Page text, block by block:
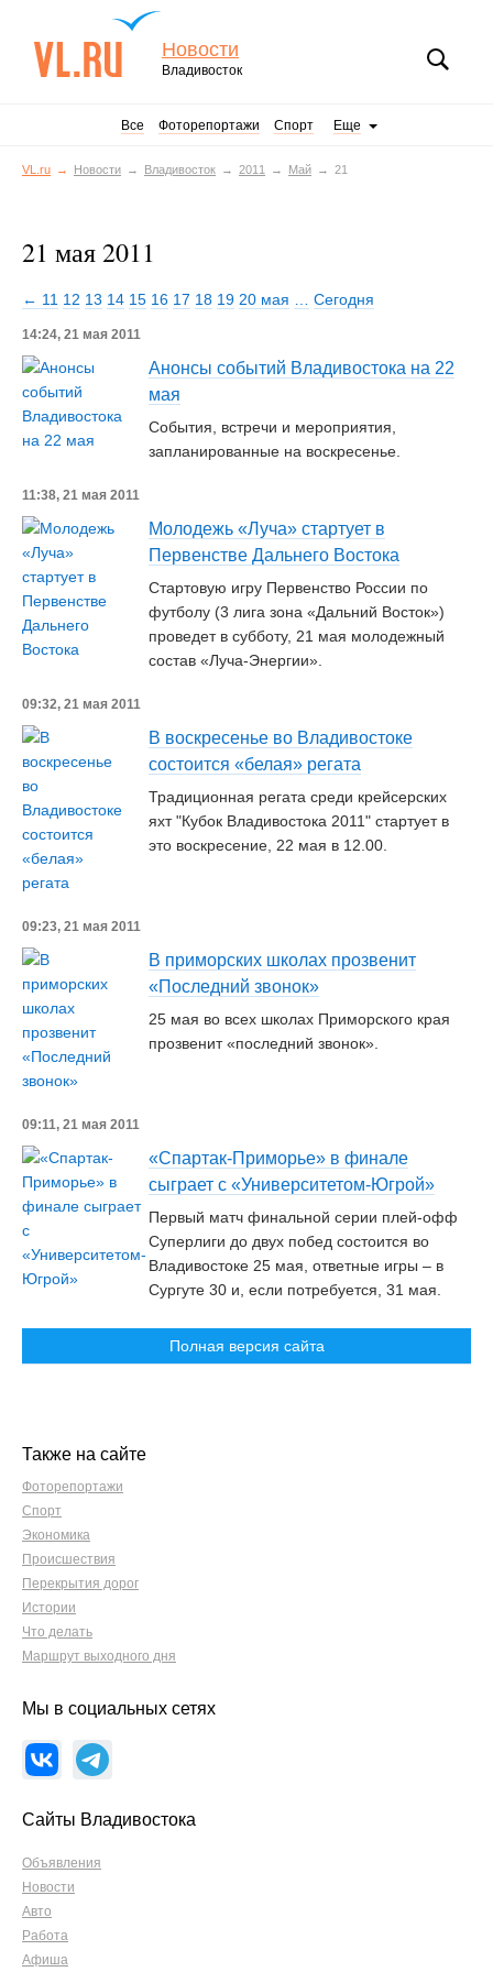
Новости
Владивосток
Все Фоторепортажи Спорт Еще
VL.ru Новости Владивосток 2011 Май 21
21 мая 2011
← 11 12 13 14 15 16 17 18 19 20 мая Сегодня
14:24, 21 мая 2011
Анонсы событий Владивостока на 22
мая
События, встречи и мероприятия,
запланированные на воскресенье.
11:38, 21 мая 2011
Молодежь «Луча» стартует в
Первенстве Дальнего Востока
Стартовую игру Первенство России по
футболу (3 лига зона «Дальний Восток»)
проведет в субботу, 21 мая молодежный
состав «Луча-Энергии».
09:32, 21 мая 2011
В воскресенье во Владивостоке
состоится «белая» регата
Традиционная регата среди крейсерских
яхт "Кубок Владивостока 2011" стартует в
это воскресение, 22 мая в 12.00.
09:23, 21 мая 2011
В приморских школах прозвенит
«Последний звонок»
25 мая во всех школах Приморского края
прозвенит «последний звонок».
09:11, 21 мая 2011
«Спартак-Приморье» в финале
сыграет с «Университетом-Югрой»
Первый матч финальной серии плей-офф
Суперлиги до двух побед состоится во
Владивостоке 25 мая, ответные игры – в
Сургуте 30 и, если потребуется, 31 мая.
Полная версия сайта
Также на сайте
Фоторепортажи
Спорт
Экономика
Происшествия
Перекрытия дорог
Истории
Что делать
Маршрут выходного дня
Мы в социальных сетях
Сайты Владивостока
Объявления
Новости
Авто
Работа
Афиша